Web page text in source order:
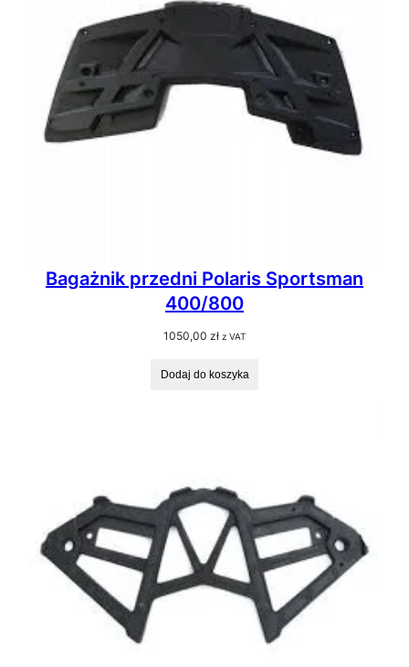
Bagażnik przedni Polaris Sportsman
400/800
1050,00 zł z VAT
Dodaj do koszyka